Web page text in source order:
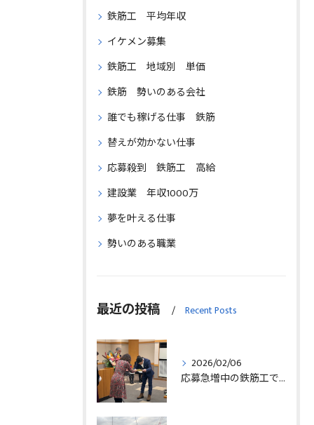
鉄筋工 平均年収
イケメン募集
鉄筋工 地域別 単価
鉄筋 勢いのある会社
誰でも稼げる仕事 鉄筋
替えが効かない仕事
応募殺到 鉄筋工 高給
建設業 年収1000万
夢を叶える仕事
勢いのある職業
最近の投稿 Recent Posts
2026/02/06
応募急増中の鉄筋工で高給を目指す方法徹底解説埼玉県三郷市版